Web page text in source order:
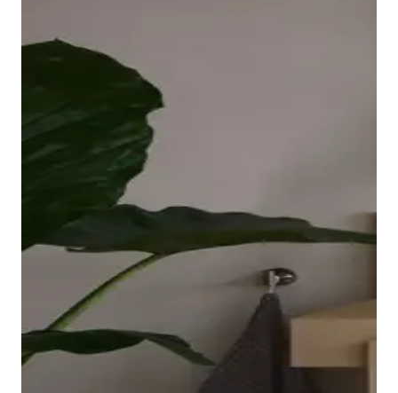
Los grifos adecuados para lavabo, bidé, ducha y
bañera completan la gama de la serie Balcoon. Su
manilla elíptica se integra en el cuerpo del grifo con
un suave arco y resulta muy agradable al tacto.
esquinas y es fácil de limpiar. El interior ergonómico,
disponible en Blanco o Blanco mate, invita a relajarse
Mostrar bañeras